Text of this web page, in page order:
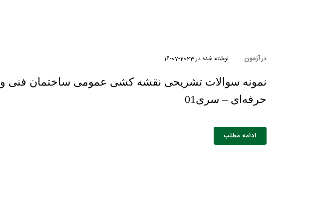
درآزمون نوشته شده در2023-07-16
نمونه سوالات تشریحی نقشه کشی عمومی ساختمان فنی و
حرفه‌ای – سری01
ادامه مطلب